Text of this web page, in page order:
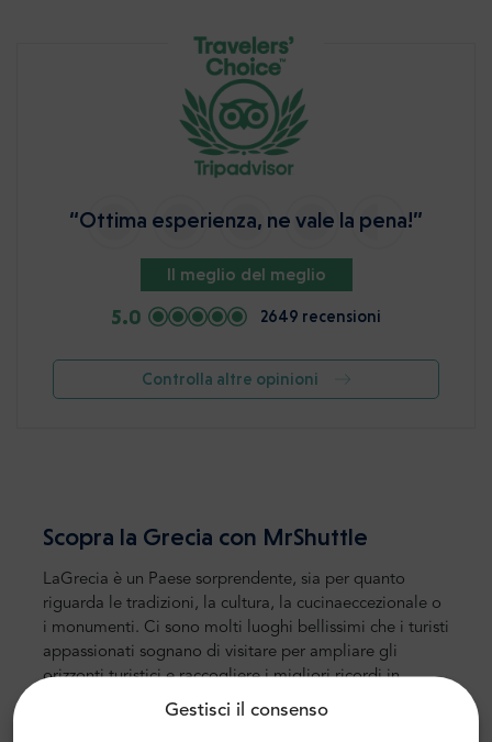
Gestisci il consenso
“Ottima esperienza, ne vale la pena!”
Il meglio del meglio
5.0 2649 recensioni
Controlla altre opinioni
Scopra la Grecia con MrShuttle
LaGrecia è un Paese sorprendente, sia per quanto
riguarda le tradizioni, la cultura, la cucinaeccezionale o
i monumenti. Ci sono molti luoghi bellissimi che i turisti
appassionati sognano di visitare per ampliare gli
orizzonti turistici e raccoglierei migliori ricordiin
seguito. Questi sitrovano sulla terraferma, oltre a